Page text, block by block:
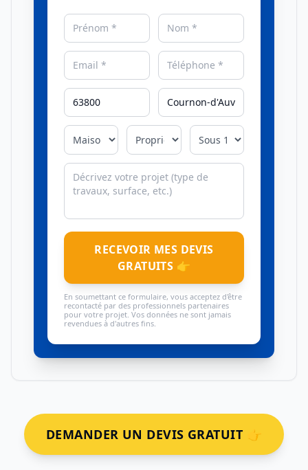
RECEVOIR MES DEVIS
GRATUITS 👉
En soumettant ce formulaire, vous acceptez d'être
recontacté par des professionnels partenaires
pour votre projet. Vos données ne sont jamais
revendues à d'autres fins.
DEMANDER UN DEVIS GRATUIT 👉